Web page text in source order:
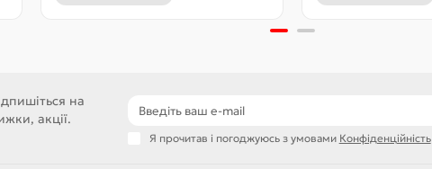
на
акції.
Я прочитав і погоджуюсь з умовами Конфіденційність